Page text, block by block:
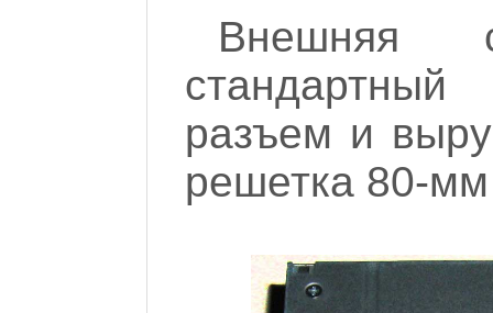
разъем и
решетка 80-